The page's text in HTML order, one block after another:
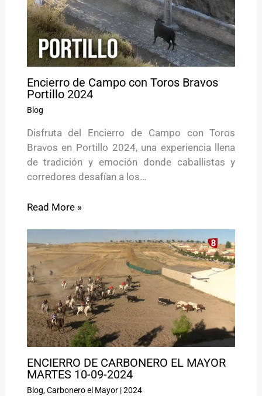
Encierro de Campo con Toros Bravos
Portillo 2024
Blog
Disfruta del Encierro de Campo con Toros
Bravos en Portillo 2024, una experiencia llena
de tradición y emoción donde caballistas y
corredores desafían a los…
Read More »
ENCIERRO DE CARBONERO EL MAYOR
MARTES 10-09-2024
Blog,Carbonero el Mayor|2024